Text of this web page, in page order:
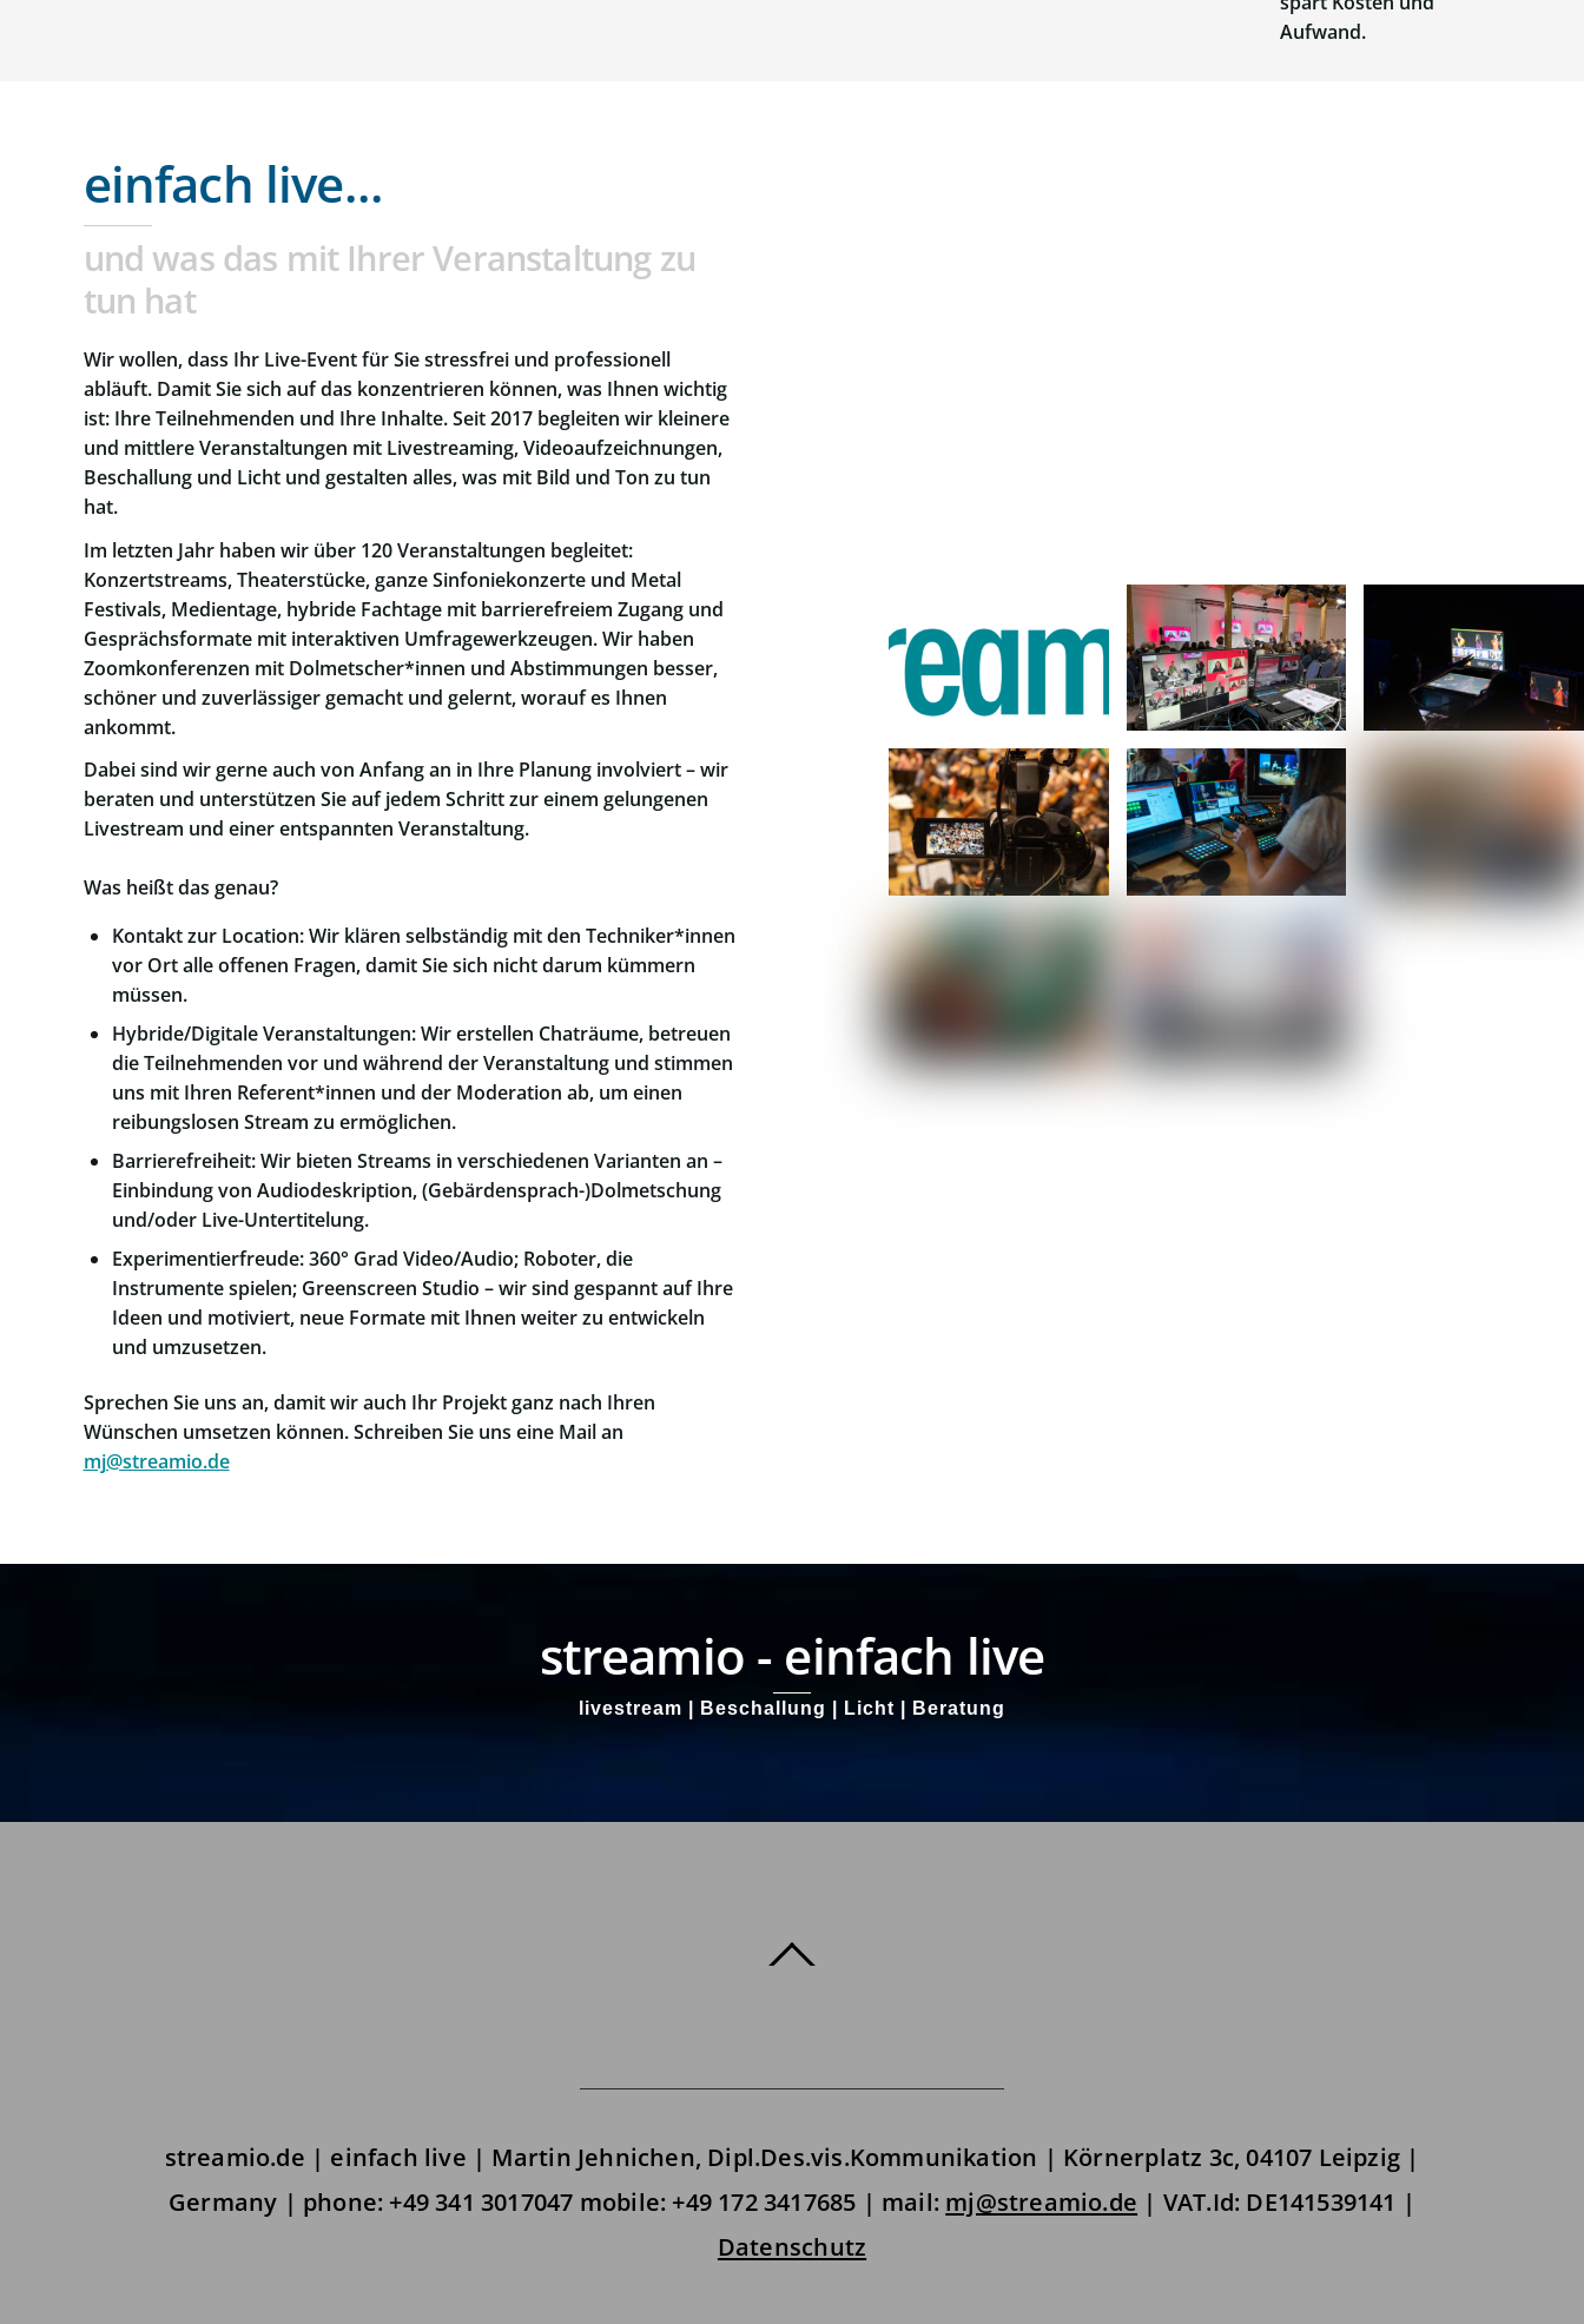
Aufwand.
einfach live...
und was das mit Ihrer Veranstaltung zu
tun hat
Wir wollen, dass Ihr Live-Event für Sie stressfrei und professionell
abläuft. Damit Sie sich auf das konzentrieren können, was Ihnen wichtig
ist: Ihre Teilnehmenden und Ihre Inhalte. Seit 2017 begleiten wir kleinere
und mittlere Veranstaltungen mit Livestreaming, Videoaufzeichnungen,
Beschallung und Licht und gestalten alles, was mit Bild und Ton zu tun
hat.
Im letzten Jahr haben wir über 120 Veranstaltungen begleitet:
Konzertstreams, Theaterstücke, ganze Sinfoniekonzerte und Metal
Festivals, Medientage, hybride Fachtage mit barrierefreiem Zugang und
Gesprächsformate mit interaktiven Umfragewerkzeugen. Wir haben
Zoomkonferenzen mit Dolmetscher*innen und Abstimmungen besser,
schöner und zuverlässiger gemacht und gelernt, worauf es Ihnen
ankommt.
Dabei sind wir gerne auch von Anfang an in Ihre Planung involviert – wir
beraten und unterstützen Sie auf jedem Schritt zur einem gelungenen
Livestream und einer entspannten Veranstaltung.
Was heißt das genau?
Kontakt zur Location: Wir klären selbständig mit den Techniker*innen
vor Ort alle offenen Fragen, damit Sie sich nicht darum kümmern
müssen.
Hybride/Digitale Veranstaltungen: Wir erstellen Chaträume, betreuen
die Teilnehmenden vor und während der Veranstaltung und stimmen
uns mit Ihren Referent*innen und der Moderation ab, um einen
reibungslosen Stream zu ermöglichen.
Barrierefreiheit: Wir bieten Streams in verschiedenen Varianten an –
Einbindung von Audiodeskription, (Gebärdensprach-)Dolmetschung
und/oder Live-Untertitelung.
Experimentierfreude: 360° Grad Video/Audio; Roboter, die
Instrumente spielen; Greenscreen Studio – wir sind gespannt auf Ihre
Ideen und motiviert, neue Formate mit Ihnen weiter zu entwickeln
und umzusetzen.
Sprechen Sie uns an, damit wir auch Ihr Projekt ganz nach Ihren
Wünschen umsetzen können. Schreiben Sie uns eine Mail an
mj@streamio.de
streamio - einfach live
livestream | Beschallung | Licht | Beratung
streamio.de | einfach live | Martin Jehnichen, Dipl.Des.vis.Kommunikation | Körnerplatz 3c, 04107 Leipzig |
Germany | phone: +49 341 3017047 mobile: +49 172 3417685 | mail: mj@streamio.de | VAT.Id: DE141539141 |
Datenschutz